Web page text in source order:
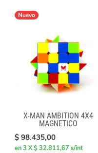
Nuevo
X-MAN AMBITION 4X4
MAGNETICO
$ 98.435,00
en 3 X $ 32.811,67 s/int